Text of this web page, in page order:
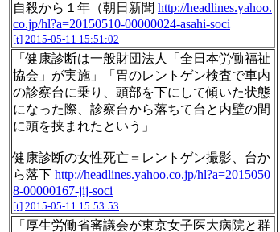
自殺から１年（朝日新聞 http://headlines.yahoo.
co.jp/hl?a=20150510-00000024-asahi-soci
[t] 2015-05-11 15:51:02
「健康診断は一般財団法人「全日本労働福祉
協会」が実施」「胃のレントゲン検査で車内
の診察台に乗り、頭部を下にして傾いた状態
になった際、診察台から落ちて台と内壁の間
に頭を挟まれたという」
健康診断の女性死亡＝レントゲン撮影、台か
ら落下 http://headlines.yahoo.co.jp/hl?a=2015050
8-00000167-jij-soci
[t] 2015-05-11 15:53:53
「厚生労働省審議会が東京女子医大病院と群